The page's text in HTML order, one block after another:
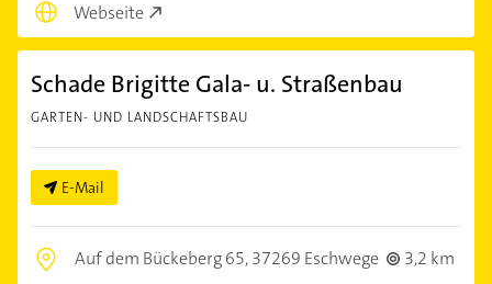
Webseite
Schade Brigitte Gala- u. Straßenbau
GARTEN- UND LANDSCHAFTSBAU
E-Mail
Auf dem Bückeberg 65,37269 Eschwege
3,2 km